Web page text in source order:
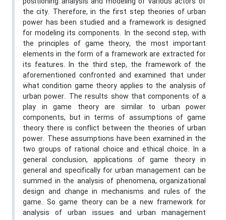
the city. Therefore, in the first step theories of urban
power has been studied and a framework is designed
for modeling its components. In the second step, with
the principles of game theory, the most important
elements in the form of a framework are extracted for
its features. In the third step, the framework of the
aforementioned confronted and examined that under
what condition game theory applies to the analysis of
urban power. The results show that components of a
play in game theory are similar to urban power
components, but in terms of assumptions of game
theory there is conflict between the theories of urban
power. These assumptions have been examined in the
two groups of rational choice and ethical choice. In a
general conclusion, applications of game theory in
general and specifically for urban management can be
summed in the analysis of phenomena, organizational
design and change in mechanisms and rules of the
game. So game theory can be a new framework for
analysis of urban issues and urban management